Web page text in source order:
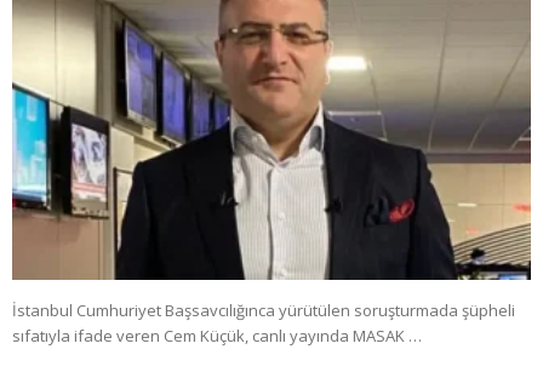
İstanbul Cumhuriyet Başsavcılığınca yürütülen soruşturmada şüpheli
sıfatıyla ifade veren Cem Küçük, canlı yayında MASAK …